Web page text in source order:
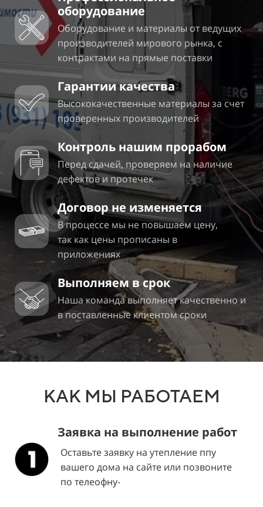
оборудование
Оборудование и материалы от ведущих
производителей мирового рынка, с
контрактами на прямые поставки
Гарантии качества
Высококачественные материалы за счет
проверенных производителей
Контроль нашим прорабом
Перед сдачей, проверяем на наличие
дефектов и протечек
Договор не изменяется
В процессе мы не повышаем цену,
так как цены прописаны в
приложениях
Выполняем в срок
Наша команда выполняет качественно и
в поставленные клиентом сроки
КАК МЫ РАБОТАЕМ
Заявка на выполнение работ
Оставьте заявку на утепление ппу
вашего дома на сайте или позвоните
по телеофну-